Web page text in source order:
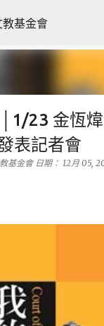
跳到主要內容
基金會
23 金恆
表記者會
基金會 日期： 12月 05,